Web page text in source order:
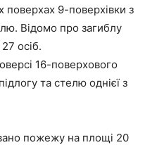
поверхах 9-поверхівки з
Відомо про загиблу
осіб.
16-поверхового
та стелю однієї з
пожежу на площі 20